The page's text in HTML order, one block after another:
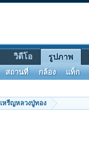
เหรีญหลวงปู่ทอง
วิดีโอ รูปภาพ
สถานที่ กล้อง แท็ก